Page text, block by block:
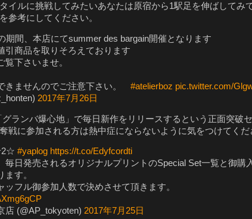
イルに挑戦してみたいあなたは原宿から1駅足を伸ばしてみ
を参考にしてください。
期間、本店にてsummer des bargain開催となります
引商品を取りそろえております
覧下さいませ。
きませんのでご注意下さい。 #atelierboz pic.twitter.com/
2017年7月26日
ランバ爆心地」で毎日新作をリリースするという正面突破セ
戦に参加される方は熱中症にならないように気をつけてくだ
2☆ #yaplog https://t.co/Edyfcordti
毎日発売されるオリジナルプリントのSpecial Set一覧と御購
す。
ッフル御参加人数で決めさせて頂きます。
店 (@AP_tokyoten) 2017年7月25日